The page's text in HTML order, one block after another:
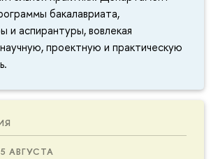
бакалавриата,
и аспирантуры, вовлекая
проектную и практическую
АВГУСТА